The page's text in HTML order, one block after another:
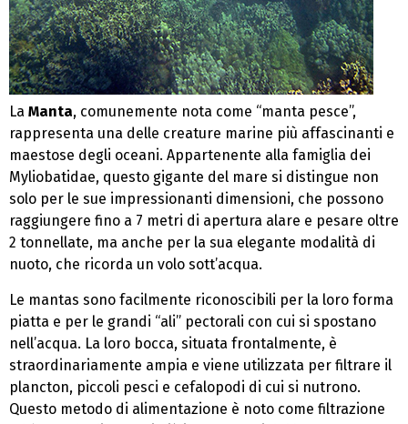
La Manta, comunemente nota come “manta pesce”,
rappresenta una delle creature marine più affascinanti e
maestose degli oceani. Appartenente alla famiglia dei
Myliobatidae, questo gigante del mare si distingue non
solo per le sue impressionanti dimensioni, che possono
raggiungere fino a 7 metri di apertura alare e pesare oltre
2 tonnellate, ma anche per la sua elegante modalità di
nuoto, che ricorda un volo sott’acqua.
Le mantas sono facilmente riconoscibili per la loro forma
piatta e per le grandi “ali” pectorali con cui si spostano
nell’acqua. La loro bocca, situata frontalmente, è
straordinariamente ampia e viene utilizzata per filtrare il
plancton, piccoli pesci e cefalopodi di cui si nutrono.
Questo metodo di alimentazione è noto come filtrazione